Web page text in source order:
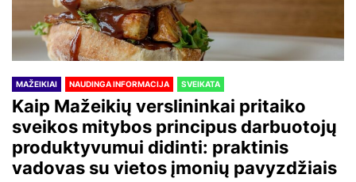
MAŽEIKIAI NAUDINGA INFORMACIJA SVEIKATA
Kaip Mažeikių verslininkai pritaiko
sveikos mitybos principus darbuotojų
produktyvumui didinti: praktinis
vadovas su vietos įmonių pavyzdžiais